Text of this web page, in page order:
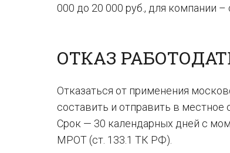
000 до 20 000 руб., для компании
ОТКАЗ
Отказаться от применения
составить и отправить в местное
Срок — 30 календарных дней с
МРОТ (ст. 133.1 ТК РФ).